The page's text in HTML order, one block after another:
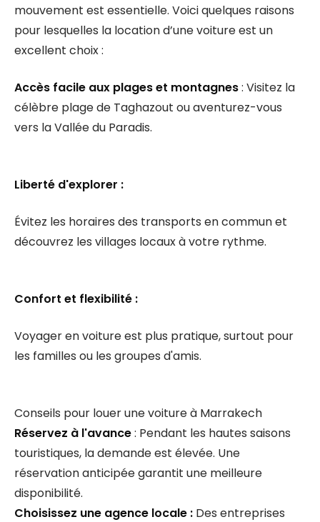
mouvement est essentielle. Voici quelques raisons
pour lesquelles la location d’une voiture est un
excellent choix :
Accès facile aux plages et montagnes: Visitez la
célèbre plage de Taghazout ou aventurez-vous
vers la Vallée du Paradis.
Liberté d'explorer :
Évitez les horaires des transports en commun et
découvrez les villages locaux à votre rythme.
Confort et flexibilité :
Voyager en voiture est plus pratique, surtout pour
les familles ou les groupes d'amis.
Conseils pour louer une voiture à Marrakech
Réservez à l'avance: Pendant les hautes saisons
touristiques, la demande est élevée. Une
réservation anticipée garantit une meilleure
disponibilité.
Choisissez une agence locale : Des entreprises